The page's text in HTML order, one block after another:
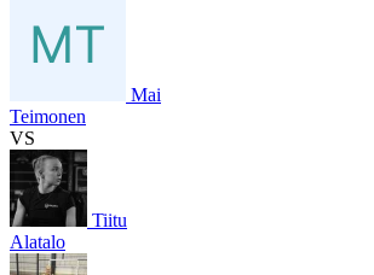
Mai
Teimonen
VS
Tiitu
Alatalo